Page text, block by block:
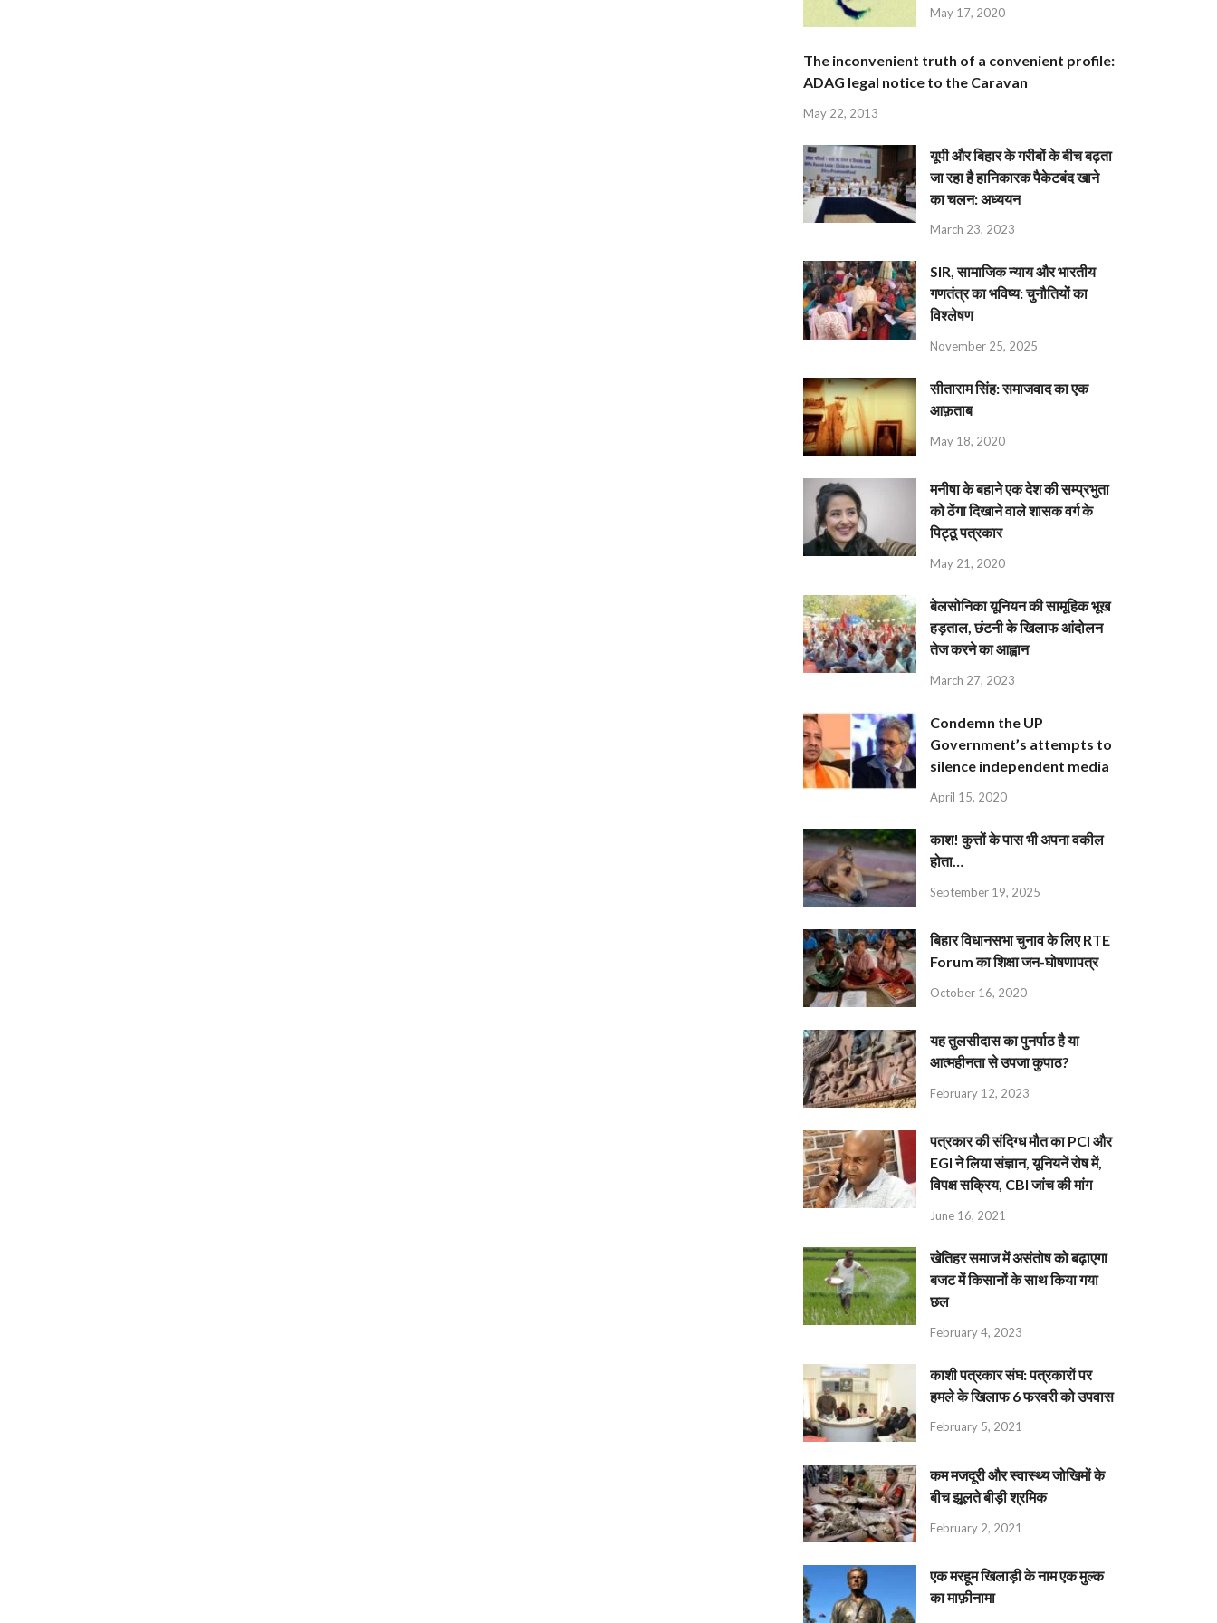
May 17, 2020
The inconvenient truth of a convenient profile:
ADAG legal notice to the Caravan
May 22, 2013
यूपी और बिहार के गरीबों के बीच बढ़ता
जा रहा है हानिकारक पैकेटबंद खाने
का चलन: अध्ययन
March 23, 2023
SIR, सामाजिक न्याय और भारतीय
गणतंत्र का भविष्य: चुनौतियों का
विश्लेषण
November 25, 2025
सीताराम सिंह: समाजवाद का एक
आफ़ताब
May 18, 2020
मनीषा के बहाने एक देश की सम्प्रभुता
को ठेंगा दिखाने वाले शासक वर्ग के
पिट्ठू पत्रकार
May 21, 2020
बेलसोनिका यूनियन की सामूहिक भूख
हड़ताल, छंटनी के खिलाफ आंदोलन
तेज करने का आह्वान
March 27, 2023
Condemn the UP
Government’s attempts to
silence independent media
April 15, 2020
काश! कुत्तों के पास भी अपना वकील
होता…
September 19, 2025
बिहार विधानसभा चुनाव के लिए RTE
Forum का शिक्षा जन-घोषणापत्र
October 16, 2020
यह तुलसीदास का पुनर्पाठ है या
आत्महीनता से उपजा कुपाठ?
February 12, 2023
पत्रकार की संदिग्ध मौत का PCI और
EGI ने लिया संज्ञान, यूनियनें रोष में,
विपक्ष सक्रिय, CBI जांच की मांग
June 16, 2021
खेतिहर समाज में असंतोष को बढ़ाएगा
बजट में किसानों के साथ किया गया
छल
February 4, 2023
काशी पत्रकार संघ: पत्रकारों पर
हमले के खिलाफ 6 फरवरी को उपवास
February 5, 2021
कम मजदूरी और स्वास्थ्य जोखिमों के
बीच झूलते बीड़ी श्रमिक
February 2, 2021
एक मरहूम खिलाड़ी के नाम एक मुल्क
का माफ़ीनामा